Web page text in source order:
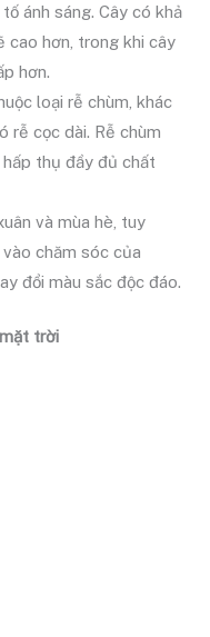
ánh sáng. Cây có khả
cao hơn, trong khi cây
hơn.
loại rễ chùm, khác
rễ cọc dài. Rễ chùm
thụ đầy đủ chất
và mùa hè, tuy
chăm sóc của
đổi màu sắc độc đáo.
trời